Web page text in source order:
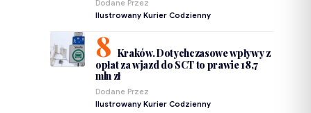
Dodane Przez
Ilustrowany Kurier Codzienny
Kraków. Dotychczasowe wpływy z
opłat za wjazd do SCT to prawie 18,7
mln zł
Dodane Przez
Ilustrowany Kurier Codzienny